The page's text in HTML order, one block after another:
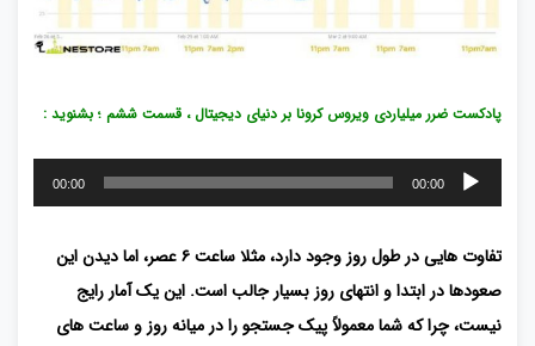
پادکست ضرر میلیاردی ویروس کرونا بر دنیای دیجیتال ، قسمت ششم ؛ بشنوید :
پخش‌کننده
صوت
00:00
00:00
تفاوت هایی در طول روز وجود دارد، مثلا ساعت ۶ عصر، اما دیدن این
صعودها در ابتدا و انتهای روز بسیار جالب است. این یک آمار رایج
نیست، چرا که شما معمولاً پیک جستجو را در میانه روز و ساعت های